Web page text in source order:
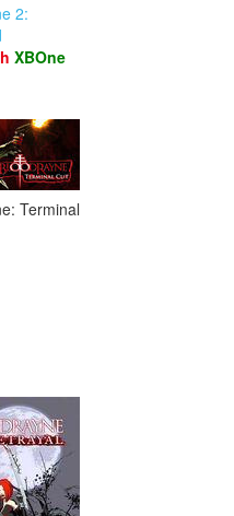
2:
XBOne
Terminal